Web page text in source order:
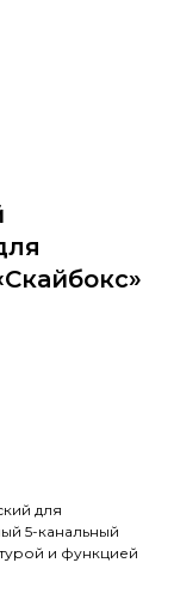
для
5-канальный
и функцией